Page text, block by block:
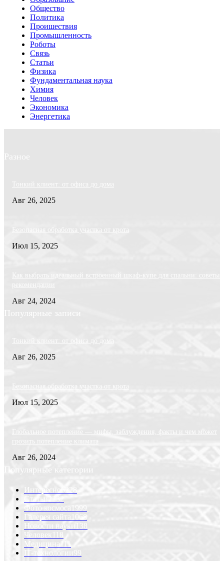
Общество
Политика
Проишествия
Промышленность
Роботы
Связь
Статьи
Физика
Фундаментальная наука
Химия
Человек
Экономика
Энергетика
Разное
Тонкий клиент: от офиса до дома
Авг 26, 2025
Безопасная обработка участка от крота
Июл 15, 2025
Как выбрать идеальный встроенный шкаф-купе для спальни: советы
рекомендации
Авг 24, 2024
Популярные записи
Тонкий клиент: от офиса до дома
Авг 26, 2025
Безопасная обработка участка от крота
Июл 15, 2025
Глобальное потепление — мифы, заблуждения, факты и чем может
грозить потепление климата
Авг 26, 2024
Популярные категории
Интересно
Статьи
Фото космоса
1999
Галерея сайта 1068
Новости науки
Человек
Медицина
IT-технологии99